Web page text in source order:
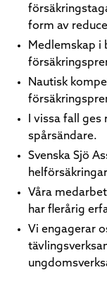
form av
Medlemskap i
Nautisk
I vissa fall
spårsändare.
Svenska Sjö
Våra
har flerårig
Vi engagerar